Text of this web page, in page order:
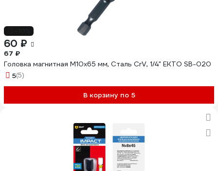
60 ₽
67 ₽
Головка магнитная М10x65 мм, Сталь CrV, 1/4" EКТО SB-020
5(5)
В корзину по 5